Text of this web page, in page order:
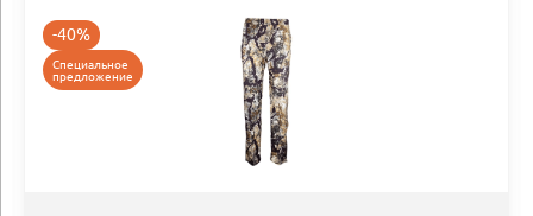
-40%
Специальное
предложение